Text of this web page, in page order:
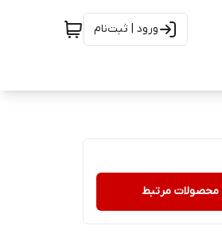
ورود | ثبت‌نام
مرتبط